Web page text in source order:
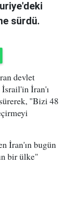
sürdü.
devlet
İran'ı
"Bizi 48
İran'ın bugün
bir ülke"